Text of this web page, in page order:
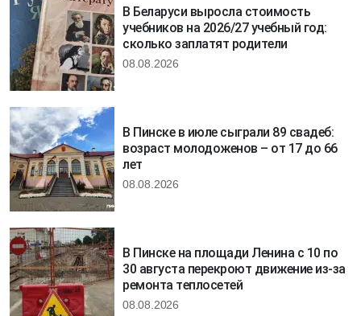
В Беларуси выросла стоимость
учебников на 2026/27 учебный год:
сколько заплатят родители
08.08.2026
В Пинске в июле сыграли 89 свадеб:
возраст молодоженов – от 17 до 66
лет
08.08.2026
В Пинске на площади Ленина с 10 по
30 августа перекроют движение из-за
ремонта теплосетей
08.08.2026